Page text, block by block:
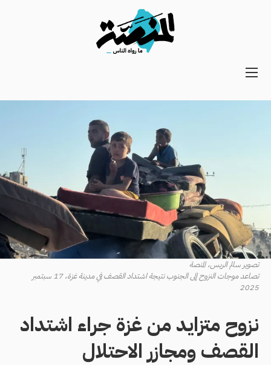
Main
تصوير سالم الريس، المنصة
تصاعد موجات النزوح إلى الجنوب نتيجة اشتداد القصف في مدينة غزة، 17 سبتمبر
2025
نزوح متزايد من غزة جراء اشتداد
القصف ومجازر الاحتلال